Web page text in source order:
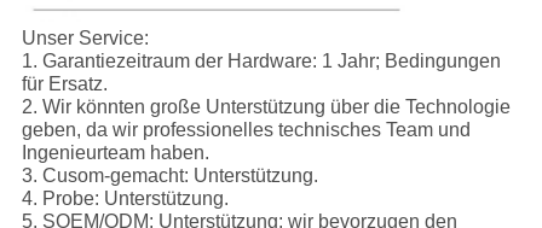
Unser Service:
1. Garantiezeitraum der Hardware: 1 Jahr; Bedingungen
für Ersatz.
2. Wir könnten große Unterstützung über die Technologie
geben, da wir professionelles technisches Team und
Ingenieurteam haben.
3. Cusom-gemacht: Unterstützung.
4. Probe: Unterstützung.
5. SOEM/ODM: Unterstützung; wir bevorzugen den